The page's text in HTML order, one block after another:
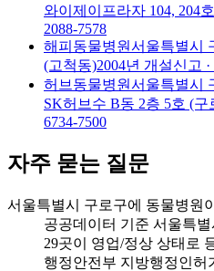
와이제이프라자 104, 204
2088-7578
해피동물병원서울특별시
(고척동)2004년 개설신고
허브동물병원서울특별시
SK허브수 B동 2층 5호 (구
6734-7500
자주 묻는 질문
서울특별시 구로구에 동물병원
공공데이터 기준 서울특
29곳이 영업/정상 상태로
행정안전부 지방행정인허